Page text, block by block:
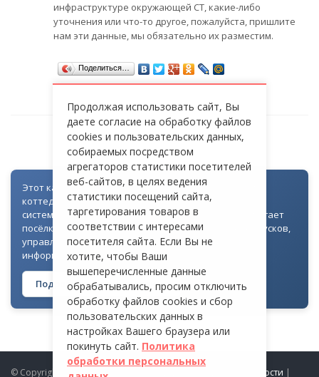
инфраструктуре окружающей СТ, какие-либо
уточнения или что-то другое, пожалуйста, пришлите
нам эти данные, мы обязательно их разместим.
Поделиться…
СТ «ЭНЕРГИЯ»
Этот каталог создан как часть цифровой экосистемы
коттеджных посёлков: для всех объектов доступна
система контроля доступа через Telegram. Она помогает
посёлкам автоматизировать выдачу гостевых пропусков,
управлять доступом на территорию и оперативно
информировать жителей
Подробнее о технологии →
© Copyright 2026 ProDomiki.ru | Политика конфиденциальности |
Продолжая использовать сайт, Вы
даете согласие на обработку файлов
cookies и пользовательских данных,
собираемых посредством
агрегаторов статистики посетителей
веб-сайтов, в целях ведения
статистики посещений сайта,
таргетирования товаров в
соответствии с интересами
посетителя сайта. Если Вы не
хотите, чтобы Ваши
вышеперечисленные данные
обрабатывались, просим отключить
обработку файлов cookies и сбор
пользовательских данных в
настройках Вашего браузера или
покинуть сайт. Политика
обработки персональных